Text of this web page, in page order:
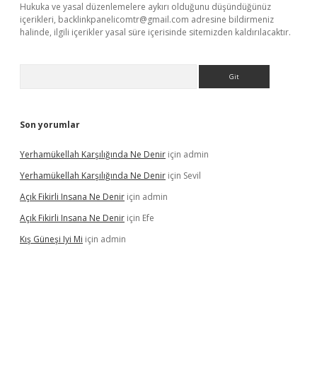
Hukuka ve yasal düzenlemelere aykırı olduğunu düşündüğünüz
içerikleri, backlinkpanelicomtr@gmail.com adresine bildirmeniz
halinde, ilgili içerikler yasal süre içerisinde sitemizden kaldırılacaktır.
Son yorumlar
Yerhamükellah Karşılığında Ne Denir için admin
Yerhamükellah Karşılığında Ne Denir için Sevil
Açık Fikirli Insana Ne Denir için admin
Açık Fikirli Insana Ne Denir için Efe
Kış Güneşi Iyi Mi için admin